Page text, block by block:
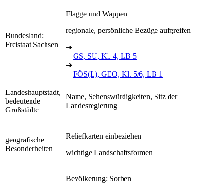
Bundesland:
Freistaat Sachsen
Flagge und Wappen
regionale, persönliche Bezüge aufgreifen
➔
GS, SU, Kl. 4, LB 5
➔
FÖS(L), GEO, Kl. 5/6, LB 1
Landeshauptstadt,
bedeutende
Großstädte
Name, Sehenswürdigkeiten, Sitz der
Landesregierung
geografische
Besonderheiten
Reliefkarten einbeziehen
wichtige Landschaftsformen
Bevölkerung: Sorben